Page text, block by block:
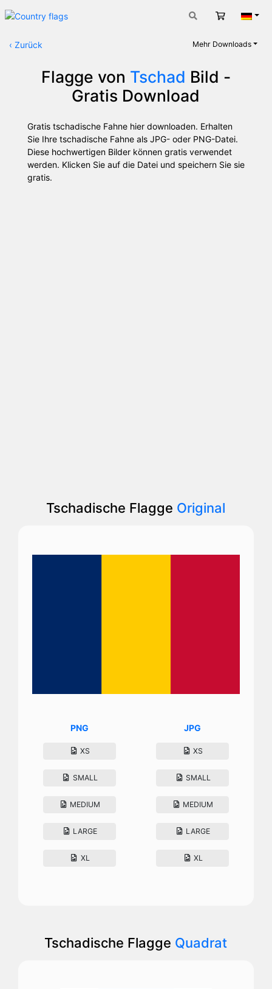
Warenkorb
‹ Zurück Mehr Downloads
Flagge von Tschad Bild -
Gratis Download
Gratis tschadische Fahne hier downloaden. Erhalten
Sie Ihre tschadische Fahne als JPG- oder PNG-Datei.
Diese hochwertigen Bilder können gratis verwendet
werden. Klicken Sie auf die Datei und speichern Sie sie
gratis.
Tschadische Flagge Original
PNG
XS
SMALL
MEDIUM
LARGE
XL
JPG
XS
SMALL
MEDIUM
LARGE
XL
Tschadische Flagge Quadrat